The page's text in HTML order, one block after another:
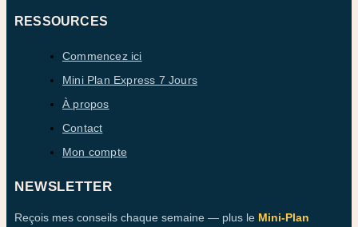
RESSOURCES
Commencez ici
Mini Plan Express 7 Jours
À propos
Contact
Mon compte
NEWSLETTER
Reçois mes conseils chaque semaine — plus le Mini-Plan